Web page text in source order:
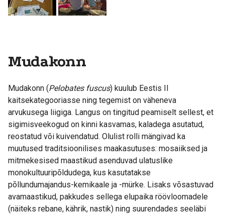
Mudakonn
Mudakonn (Pelobates fuscus) kuulub Eestis II
kaitsekategooriasse ning tegemist on väheneva
arvukusega liigiga. Langus on tingitud peamiselt sellest, et
sigimisveekogud on kinni kasvamas, kaladega asutatud,
reostatud või kuivendatud. Olulist rolli mängivad ka
muutused traditsioonilises maakasutuses: mosaiiksed ja
mitmekesised maastikud asenduvad ulatuslike
monokultuuripõldudega, kus kasutatakse
põllundumajandus-kemikaale ja -mürke. Lisaks võsastuvad
avamaastikud, pakkudes sellega elupaika röövloomadele
(näiteks rebane, kährik, nastik) ning suurendades seeläbi